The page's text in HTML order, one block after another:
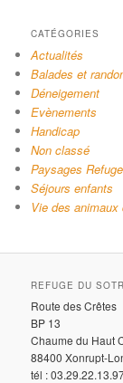
CATÉGORIES
Actualités
Balades et
Déneigement
Evènements
Handicap
Non classé
Paysages
Séjours enfants
Vie des animaux
REFUGE DU
Route des Crêtes
BP 13
Chaume du Haut
88400 Xonrupt-
tél :